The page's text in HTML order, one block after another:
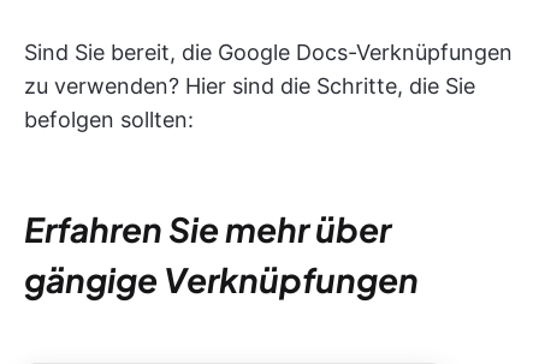
Sind Sie bereit, die Google Docs-Verknüpfungen
zu verwenden? Hier sind die Schritte, die Sie
befolgen sollten:
Erfahren Sie mehr über
gängige Verknüpfungen